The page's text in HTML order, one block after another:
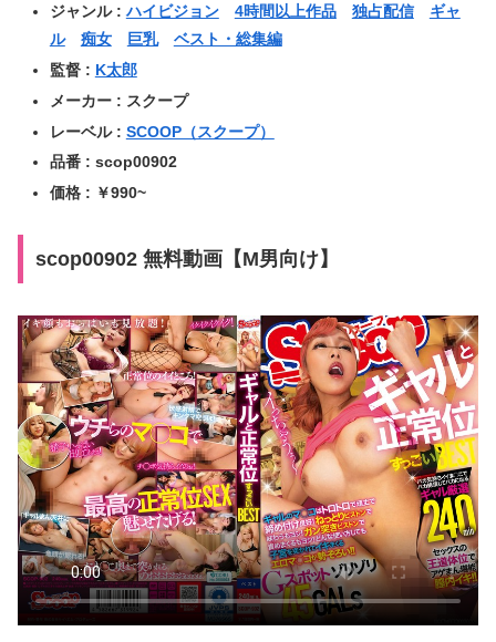
ジャンル :ハイビジョン 4時間以上作品 独占配信
ギャ
ル
痴女 巨乳
ベスト・総集編
監督 : K太郎
メーカー : スクープ
レーベル : SCOOP（スクープ）
品番 : scop00902
価格 : ￥990~
scop00902 無料動画【M男向け】